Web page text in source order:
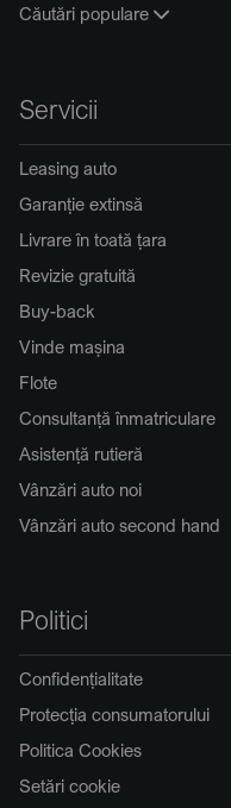
Căutări populare
Servicii
Leasing auto
Garanție extinsă
Livrare în toată țara
Revizie gratuită
Buy-back
Vinde mașina
Flote
Consultanță înmatriculare
Asistență rutieră
Vânzări auto noi
Vânzări auto second hand
Politici
Confidențialitate
Protecția consumatorului
Politica Cookies
Setări cookie